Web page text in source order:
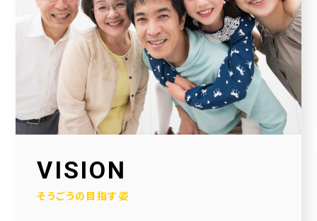
VISION
そうごうの目指す姿